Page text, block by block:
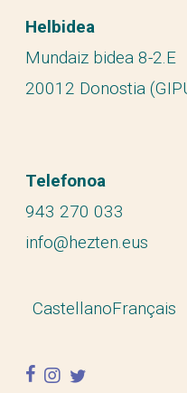
Helbidea
Mundaiz bidea 8-2.E
20012 Donostia
Telefonoa
943 270 033
info@hezten.eus
CastellanoFrançais
facebook
instagram
twitter